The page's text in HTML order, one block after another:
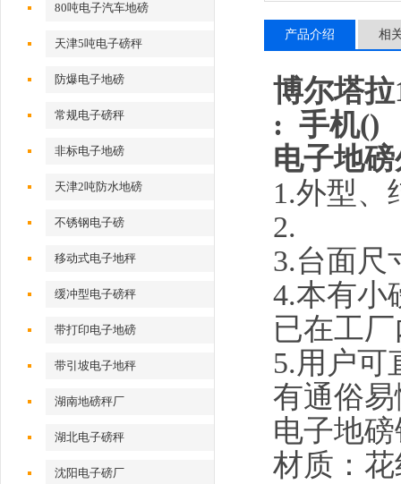
80吨电子汽车地磅
天津5吨电子磅秤
防爆电子地磅
常规电子磅秤
非标电子地磅
天津2吨防水地磅
不锈钢电子磅
移动式电子地秤
缓冲型电子磅秤
带打印电子地磅
带引坡电子地秤
湖南地磅秤厂
湖北电子磅秤
沈阳电子磅厂
产品介绍 相
博尔塔拉
: 手机
电子地
1.外型、
2.
3.台面尺
4.本有小
已在工
5.用户可
有通俗
电子地
材质：